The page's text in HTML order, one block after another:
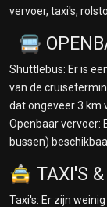
vervoer, taxi's,
🚍
Shuttlebus: Er is
van de
dat ongeveer 3 km
Openbaar vervoer:
bussen)
🚖 TAXI'S &
Taxi's: Er zijn